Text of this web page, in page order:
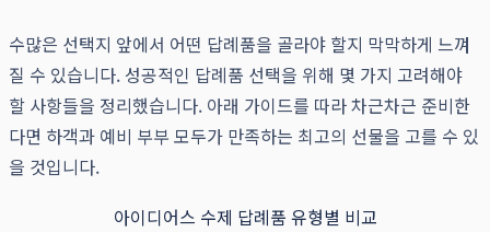
수많은 선택지 앞에서 어떤 답례품을 골라야 할지 막막하게 느껴
질 수 있습니다. 성공적인 답례품 선택을 위해 몇 가지 고려해야
할 사항들을 정리했습니다. 아래 가이드를 따라 차근차근 준비한
다면 하객과 예비 부부 모두가 만족하는 최고의 선물을 고를 수 있
을 것입니다.
아이디어스 수제 답례품 유형별 비교